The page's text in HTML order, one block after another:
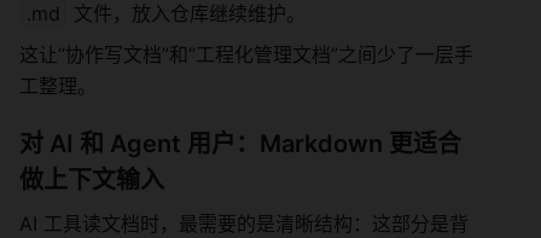
.md
文件，放入仓库继续维护。
这让“协作写文档”和“工程化管理文档”之间少了一层手
工整理。
对 AI 和 Agent 用户：Markdown 更适合
做上下文输入
AI 工具读文档时，最需要的是清晰结构：这部分是背